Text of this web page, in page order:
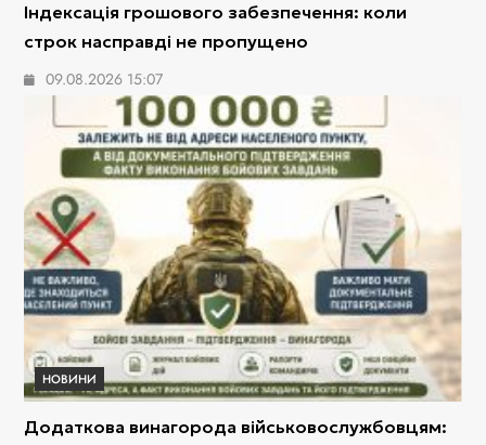
Індексація грошового забезпечення: коли
строк насправді не пропущено
09.08.2026 15:07
НОВИНИ
Додаткова винагорода військовослужбовцям: